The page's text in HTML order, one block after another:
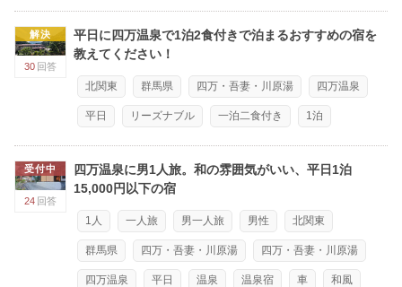
解決
30 回答
平日に四万温泉で1泊2食付きで泊まるおすすめの宿を
教えてください！
北関東 群馬県 四万・吾妻・川原湯 四万温泉
平日 リーズナブル 一泊二食付き 1泊
受付中
24 回答
四万温泉に男1人旅。和の雰囲気がいい、平日1泊
15,000円以下の宿
1人 一人旅 男一人旅 男性 北関東
群馬県 四万・吾妻・川原湯 四万・吾妻・川原湯
四万温泉 平日 温泉 温泉宿 車 和風